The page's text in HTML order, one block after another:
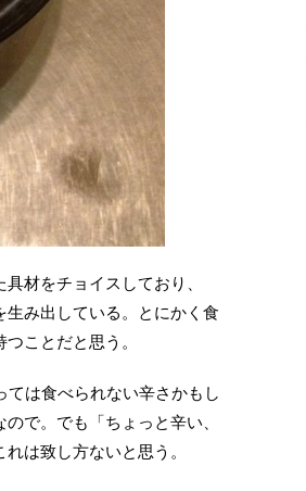
材をチョイスしており、
み出している。とにかく食
ことだと思う。
は食べられない辛さかもし
で。でも「ちょっと辛い、
は致し方ないと思う。